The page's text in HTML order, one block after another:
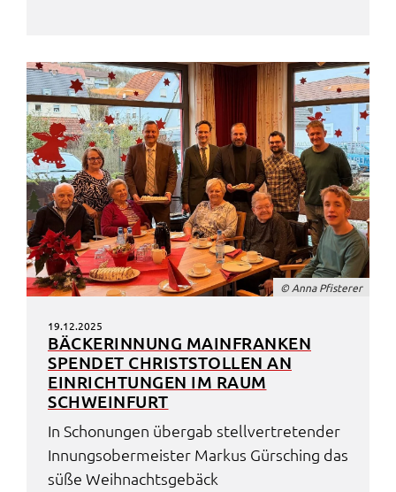
© Anna Pfis­te­rer
19.12.2025
BÄCKER­INNUNG MAIN­FRAN­KEN
SPEN­DET CHRIST­STOL­LEN AN
EINRICH­TUN­GEN IM RAUM
SCHWEIN­FURT
In Scho­nun­gen über­gab stell­ver­tre­ten­der
Innungs­ober­meis­ter Markus Gürsching das
süße Weih­nachts­ge­bäck